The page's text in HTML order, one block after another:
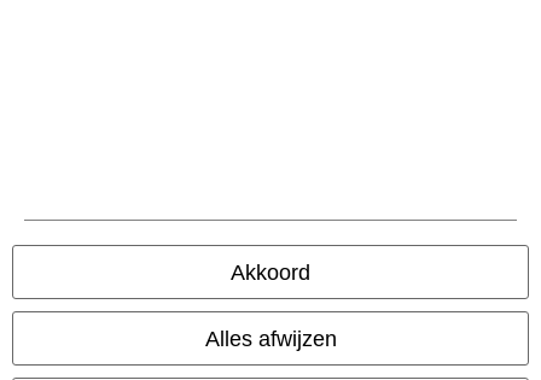
Akkoord
Alles afwijzen
wettelijke BTW
© 1986-2026 Large Popmerchandising BV